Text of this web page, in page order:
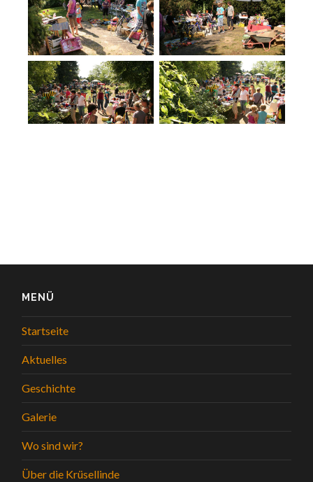
MENÜ
Startseite
Aktuelles
Geschichte
Galerie
Wo sind wir?
Über die Krüsellinde